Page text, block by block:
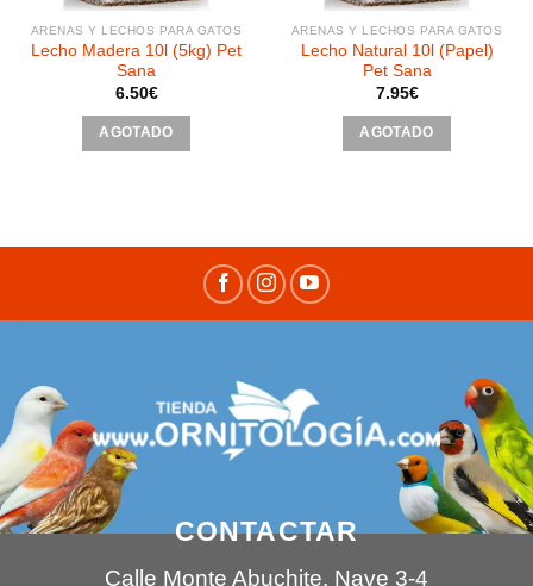
ARENAS Y LECHOS PARA GATOS
Lecho Madera 10l (5kg) Pet
Sana
6.50€
AGOTADO
ARENAS Y LECHOS PARA GATOS
Lecho Natural 10l (Papel)
Pet Sana
7.95€
AGOTADO
CONTACTAR
Calle Monte Abuchite, Nave 3-4